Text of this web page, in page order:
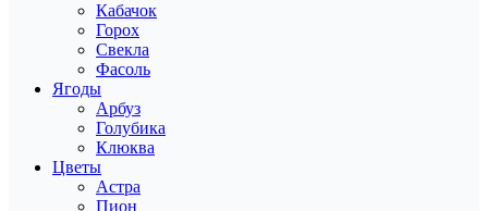
Кабачок
Горох
Свекла
Фасоль
Ягоды
Арбуз
Голубика
Клюква
Цветы
Астра
Пион